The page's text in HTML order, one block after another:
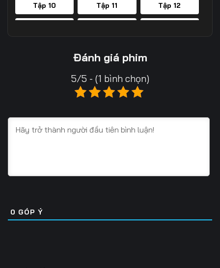
Tập 10 Tập 11 Tập 12
Tập 23
Tập 28 Tập 29
Tập 34 Tập 35 Tập 36
Tập 40 Tập 41 Tập 42
Đánh giá phim
5/5 - (1 bình chọn)
0 GÓP Ý